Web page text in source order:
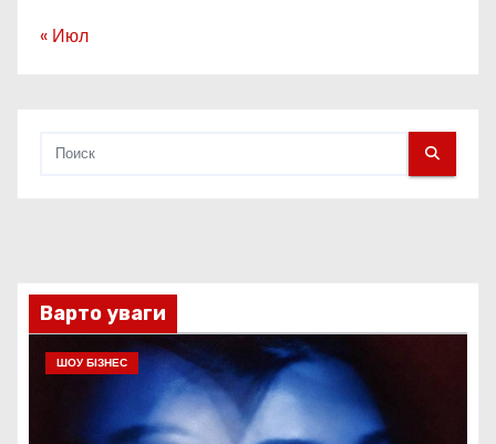
« Июл
Варто уваги
ШОУ БІЗНЕС